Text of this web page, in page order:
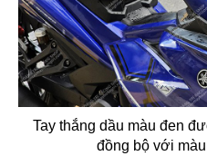
Tay thắng dầu màu đen
đồng bộ với